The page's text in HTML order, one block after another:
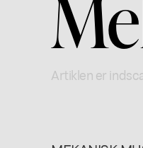
Artiklen er